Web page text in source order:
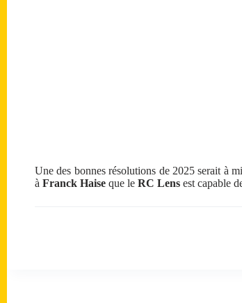
Une des bonnes résolutions de 2025 serait à
à Franck Haise que le RC Lens est capable